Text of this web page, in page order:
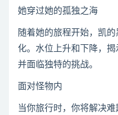
她穿过她的孤独之海
随着她的旅程开始，凯
化。水位上升和下降，揭
并面临独特的挑战。
面对怪物内
当你旅行时，你将解决